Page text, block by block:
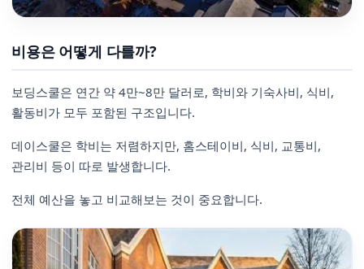
비용은 어떻게 다를까?
보딩스쿨은 연간 약 4만~8만 달러로, 학비와 기숙사비, 식비,
활동비가 모두 포함된 구조입니다.
데이스쿨은 학비는 저렴하지만, 홈스테이비, 식비, 교통비,
관리비 등이 따로 발생합니다.
전체 예산을 놓고 비교해보는 것이 중요합니다.